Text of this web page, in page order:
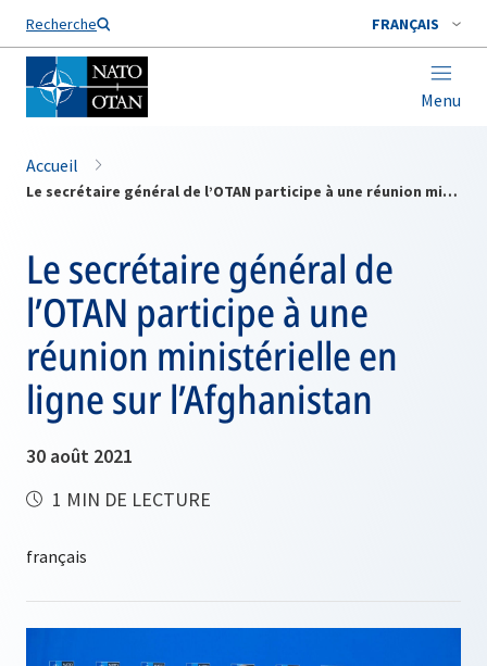
Recherche FRANÇAIS
Menu
Nom de famille*
Accueil
Le secrétaire général de l’OTAN participe à une réunion ministérielle en ligne sur l’Afghanistan
Le secrétaire général de
l’OTAN participe à une
réunion ministérielle en
ligne sur l’Afghanistan
30 août 2021
1 MIN DE LECTURE